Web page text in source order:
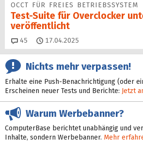
OCCT FÜR FREIES BETRIEBSSYSTEM
Test-Suite für Overclocker
veröffentlicht
45 Kommentare
17.04.2025
Nichts mehr verpassen!
Erhalte eine Push-Benachrichtigung (oder
Erscheinen neuer Tests und Berichte: Jetzt
Warum Werbebanner?
ComputerBase berichtet unabhängig und
Inhalte, sondern Werbebanner. Mehr